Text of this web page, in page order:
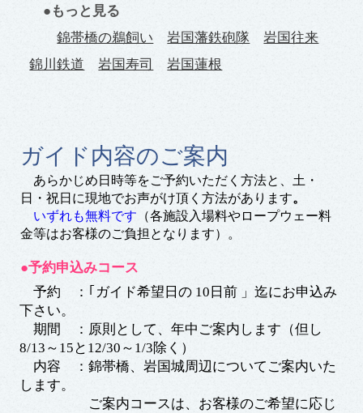
●もっと見る
錦帯橋の鵜飼い
岩国藩鉄砲隊
岩国往来
錦川鉄道
岩国寿司 岩国蓮根
ガイド内容のご案内
あらかじめ日時等をご予約いただく方法と、土・
日・祝日に現地でお声がけ頂く方法があります。
いずれも無料です （各施設入場料やロープウェー料
金等はお客様のご負担となります）。
●予約申込みコース
予約 ：｢ガイド希望日の 10日前 」迄にお申込み
下さい。
期間 ：原則として、年中ご案内します（但し
8/13～15と12/30～1/3除く）
内容 ：錦帯橋、岩国城周辺についてご案内いた
します。
ご案内コースは、お客様のご希望に応じ